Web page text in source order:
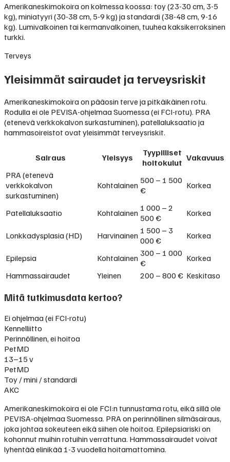
Amerikaneskimokoira on kolmessa koossa: toy (23-30 cm, 3-5
kg), miniatyyri (30-38 cm, 5-9 kg) ja standardi (38-48 cm, 9-16
kg). Lumivalkoinen tai kermanvalkoinen, tuuhea kaksikerroksinen
turkki.
Terveys
Yleisimmät sairaudet ja terveysriskit
Amerikaneskimokoira on pääosin terve ja pitkäikäinen rotu.
Rodulla ei ole PEVISA-ohjelmaa Suomessa (ei FCI-rotu). PRA
(etenevä verkkokalvon surkastuminen), patellaluksaatio ja
hammasoireistot ovat yleisimmät terveysriskit.
Sairaus Yleisyys
Tyypilliset
hoitokulut Vakavuus
PRA (etenevä
verkkokalvon
surkastuminen)
Kohtalainen 500 – 1 500
€
Korkea
Patellaluksaatio Kohtalainen 1 000 – 2
500 €
Korkea
Lonkkadysplasia (HD) Harvinainen 1 500 – 3
000 €
Korkea
Epilepsia Kohtalainen 300 – 1 000
€
Korkea
Hammassairaudet
Yleinen 200 – 800 € Keskitaso
Mitä tutkimusdata kertoo?
Ei ohjelmaa (ei FCI-rotu)
Kennelliitto
Perinnöllinen, ei hoitoa
PetMD
13–15 v
PetMD
Toy / mini / standardi
AKC
Amerikaneskimokoira ei ole FCI:n tunnustama rotu, eikä sillä ole
PEVISA-ohjelmaa Suomessa. PRA on perinnöllinen silmäsairaus,
joka johtaa sokeuteen eikä siihen ole hoitoa. Epilepsiariski on
kohonnut muihin rotuihin verrattuna. Hammassairaudet voivat
lyhentää elinikää 1-3 vuodella hoitamattomina.